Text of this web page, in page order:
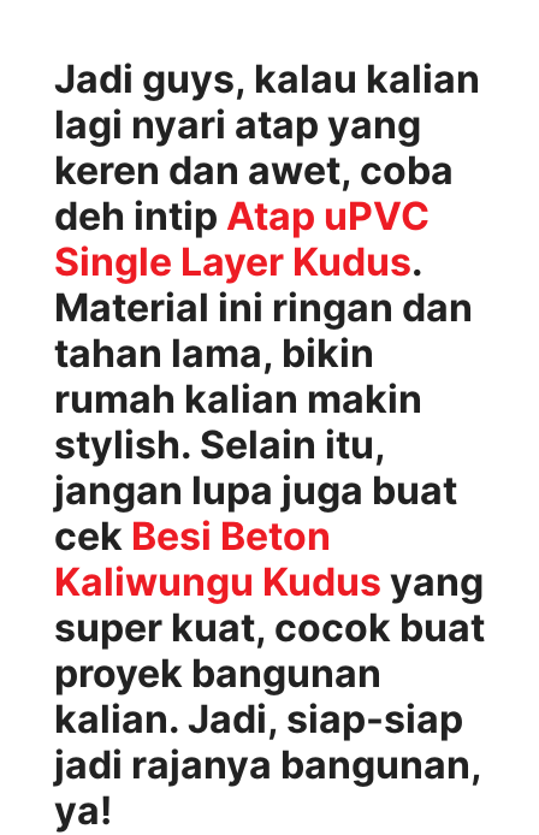
Jadi guys, kalau kalian
lagi nyari atap yang
keren dan awet, coba
deh intip Atap uPVC
Single Layer Kudus.
Material ini ringan dan
tahan lama, bikin
rumah kalian makin
stylish. Selain itu,
jangan lupa juga buat
cek Besi Beton
Kaliwungu Kudus yang
super kuat, cocok buat
proyek bangunan
kalian. Jadi, siap-siap
jadi rajanya bangunan,
ya!